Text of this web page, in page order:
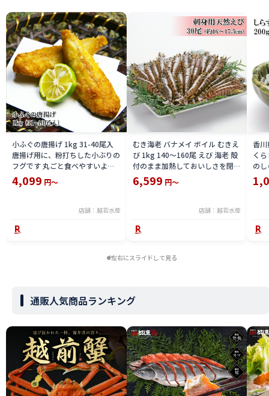
小ふぐの唐揚げ 1kg 31-40尾入
唐揚げ用に、粉打ちした小ぶりの
フグです 丸ごと食べやすいよう
仕立てた商品 冷凍
4,099 円～
店舗：越若水産
むき海老 バナメイ ボイル むきえ
び 1kg 140〜160尾 えび 海老 殻
付のまま加熱しておいしさを閉じ
込めてから剥き加工をした ボイ
ル むきえび えび本来の旨みと歯
6,599 円～
店舗：越若水産
香
く
の
左右にスライドして見る
通販人気商品ランキング